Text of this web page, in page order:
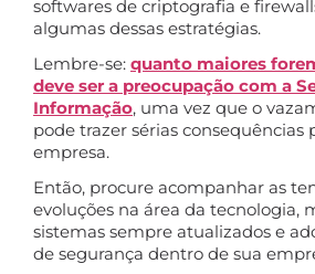
softwares de criptografia e
algumas dessas estratégias.
Lembre-se: quanto maiores
deve ser a preocupação com a
Informação, uma vez que o
pode trazer sérias consequências
empresa.
Então, procure acompanhar as
evoluções na área da tecnologia,
sistemas sempre atualizados e
de segurança dentro de sua